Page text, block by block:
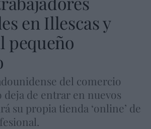
en Illescas y
pequeño
del comercio
de entrar en nuevos
su propia tienda ‘online’ de